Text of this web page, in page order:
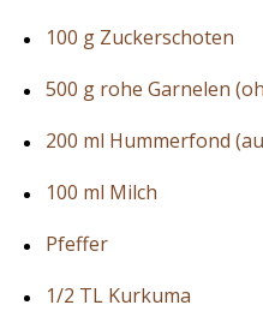
100 g Zuckerschoten
500 g rohe Garnelen
200 ml Hummerfond
100 ml Milch
Pfeffer
1/2 TL Kurkuma